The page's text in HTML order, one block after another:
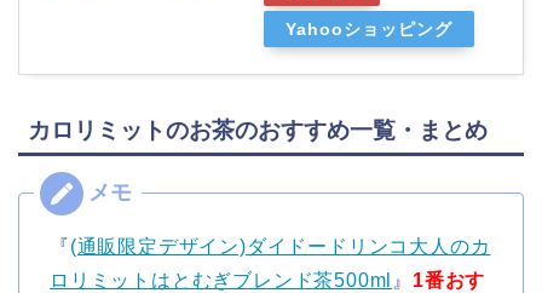
Yahooショッピング
カロリミットのお茶のおすすめ一覧・まとめ
『(通販限定デザイン)ダイドードリンコ大人のカ
ロリミットはとむぎブレンド茶500ml 』 1番おす